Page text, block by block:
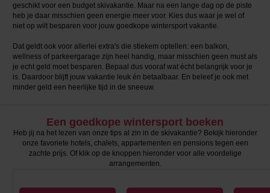
geschikt voor een budget skivakantie. Maar na een lange dag op de piste
heb je daar misschien geen energie meer voor. Kies dus waar je wel of
niet op wilt besparen voor jouw goedkope wintersport vakantie.
Dat geldt ook voor allerlei extra's die stiekem optellen: een balkon,
wellness of parkeergarage zijn heel handig, maar misschien geen must als
je echt geld moet besparen. Bepaal dus vooraf wat écht belangrijk voor je
is. Daardoor blijft jouw vakantie leuk én betaalbaar. En beleef je ook met
minder geld een heerlijke tijd in de sneeuw.
Een goedkope wintersport boeken
Heb jij na het lezen van onze tips al zin in de skivakantie? Bekijk hieronder
onze favoriete hotels, chalets, appartementen en pensions tegen een
zachte prijs. Of klik op de knoppen hieronder voor alle voordelige
arrangementen.